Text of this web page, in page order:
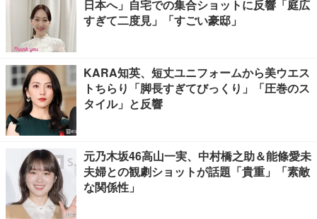
日本へ」自宅での集合ショットに反響「庭広
すぎて二度見」「すごい豪邸」
KARA知英、短丈ユニフォームから美ウエス
トちらり「脚長すぎてびっくり」「圧巻のス
タイル」と反響
元乃木坂46高山一実、中村橋之助＆能條愛未
夫婦との観劇ショットが話題「貴重」「素敵
な関係性」